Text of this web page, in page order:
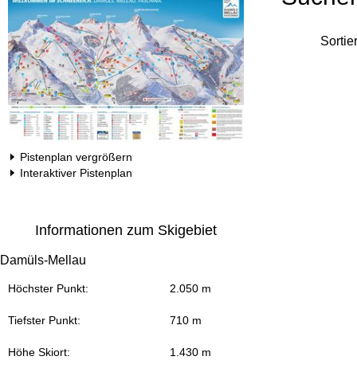
Pistenplan vergrößern
Interaktiver Pistenplan
Informationen zum Skigebiet
Damüls-Mellau
Höchster Punkt: 2.050 m
Tiefster Punkt: 710 m
Höhe Skiort: 1.430 m